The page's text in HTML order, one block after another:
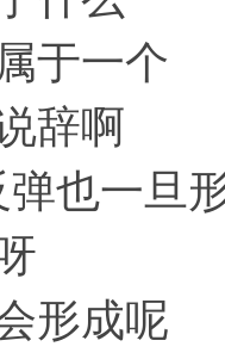
于一个
辞啊
弹也一旦
形成呢